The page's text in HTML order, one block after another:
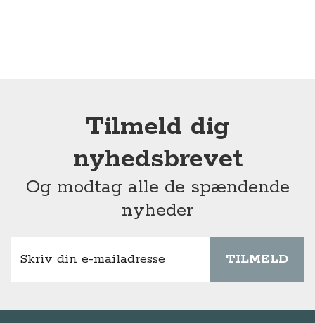
Tilmeld dig
nyhedsbrevet
Og modtag alle de spændende
nyheder
TILMELD